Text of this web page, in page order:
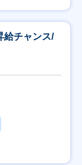
給チャンス/